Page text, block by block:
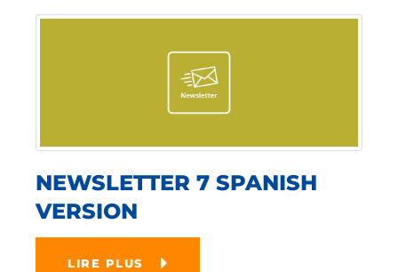
NEWSLETTER 7 SPANISH
VERSION
LIRE PLUS